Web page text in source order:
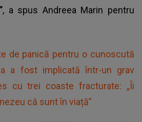
, a spus Andreea Marin pentru
de panică pentru o cunoscută
a fost implicată într-un grav
cu trei coaste fracturate: „Îi
că sunt în viață”